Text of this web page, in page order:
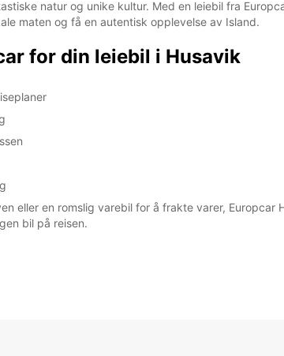
natur og unike kultur. Med en leiebil fra
maten og få en autentisk opplevelse av Island.
for din leiebil i Husavik
eller en romslig varebil for å frakte varer,
bil på reisen.